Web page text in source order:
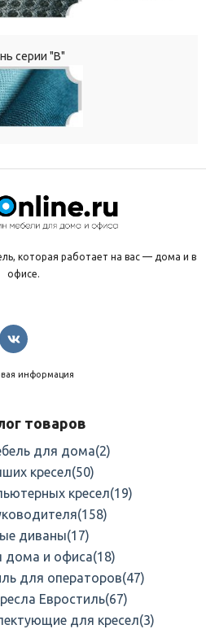
серии "В"
которая работает на вас — дома и в
офисе.
информация
товаров
для дома(2)
кресел(50)
кресел(19)
(158)
диваны(17)
дома и офиса(18)
для операторов(47)
Евростиль(67)
для кресел(3)